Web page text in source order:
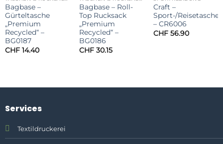
Bagbase –
Gürteltasche
„Premium
Recycled“ –
BG0187
CHF14.40
Bagbase – Roll-
Top Rucksack
„Premium
Recycled“ –
BG0186
CHF 30.15
Craft –
Sport-/Reisetasche
– CR6006
CHF 56.90
Services
Textildruckerei